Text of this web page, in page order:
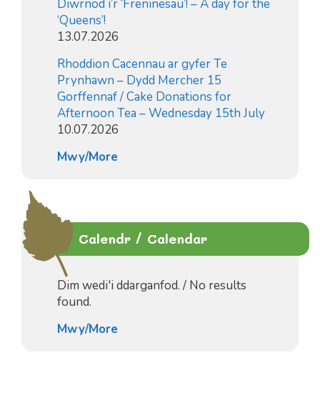
Diwrnod i’r ‘Freninesau’! – A day for the
‘Queens’!
13.07.2026
Rhoddion Cacennau ar gyfer Te
Prynhawn – Dydd Mercher 15
Gorffennaf / Cake Donations for
Afternoon Tea – Wednesday 15th July
10.07.2026
Mwy/More
Calendr / Calendar
Dim wedi'i ddarganfod. / No results
found.
Mwy/More